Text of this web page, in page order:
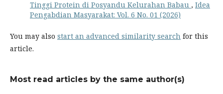
Tinggi Protein di Posyandu Kelurahan Babau , Idea
Pengabdian Masyarakat: Vol. 6 No. 01 (2026)
You may also start an advanced similarity search for this
article.
Most read articles by the same author(s)